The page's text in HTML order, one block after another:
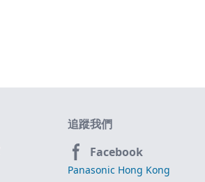
追蹤我們
Facebook
Panasonic Hong Kong